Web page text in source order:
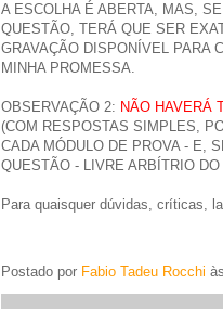
A ESCOLHA É ABERTA, MAS,
QUESTÃO, TERÁ QUE SER
GRAVAÇÃO DISPONÍVEL PARA
MINHA PROMESSA.
OBSERVAÇÃO 2: NÃO HAVERÁ
(COM RESPOSTAS SIMPLES,
CADA MÓDULO DE PROVA - E,
QUESTÃO - LIVRE ARBÍTRIO
Para quaisquer dúvidas, críticas,
Postado por Fabio Tadeu Rocchi às